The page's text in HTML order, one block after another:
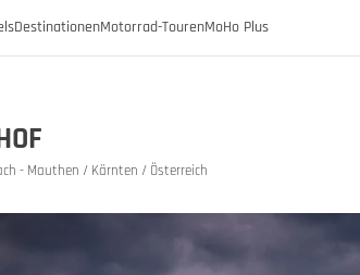
Destinationen
Österreich
Burgenland
Kärnten
Motorrad-TourenMoHo Plus
- Mauthen / Kärnten / Österreich